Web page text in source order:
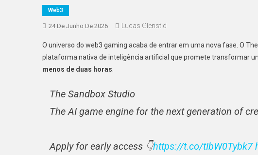
Web3
24 De Junho De 2026 Lucas Glenstid
O universo do web3 gaming acaba de entrar em uma nova fase. O
plataforma nativa de inteligência artificial que promete transformar
menos de duas horas
The Sandbox Studio
The AI game engine for the next generation of
Apply for early access 👇https://t.co/tIbW0Tybk7